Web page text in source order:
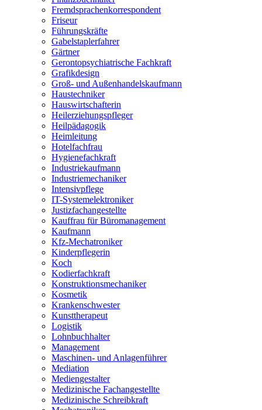
Fremdsprachenkorrespondent
Friseur
Führungskräfte
Gabelstaplerfahrer
Gärtner
Gerontopsychiatrische Fachkraft
Grafikdesign
Groß- und Außenhandelskaufmann
Haustechniker
Hauswirtschafterin
Heilerziehungspfleger
Heilpädagogik
Heimleitung
Hotelfachfrau
Hygienefachkraft
Industriekaufmann
Industriemechaniker
Intensivpflege
IT-Systemelektroniker
Justizfachangestellte
Kauffrau für Büromanagement
Kaufmann
Kfz-Mechatroniker
Kinderpflegerin
Koch
Kodierfachkraft
Konstruktionsmechaniker
Kosmetik
Krankenschwester
Kunsttherapeut
Logistik
Lohnbuchhalter
Management
Maschinen- und Anlagenführer
Mediation
Mediengestalter
Medizinische Fachangestellte
Medizinische Schreibkraft